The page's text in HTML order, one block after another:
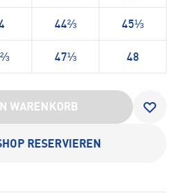
44⅔ 45⅓
47⅓ 48
WARENKORB
RESERVIEREN